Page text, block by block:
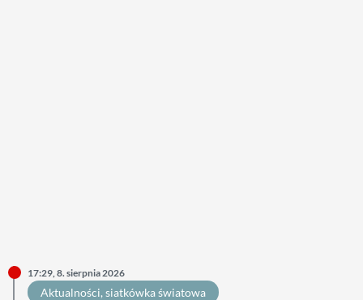
17:29, 8. sierpnia 2026
Aktualności, siatkówka światowa